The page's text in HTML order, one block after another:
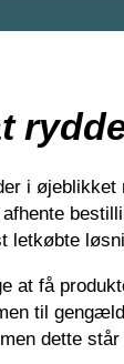
i øjeblikket
letkøbte
at få
til
dette